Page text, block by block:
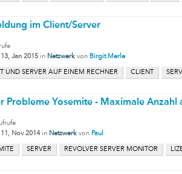
im Client/Server
13, Jan 2015 in Netzwerk von Birgit.Merle
UND SERVER AUF EINEM RECHNER CLIENT
Probleme Yosemite - Maximale Anzahl
11, Nov 2014 in Netzwerk von Paul
SERVER REVOLVER SERVER MONITOR